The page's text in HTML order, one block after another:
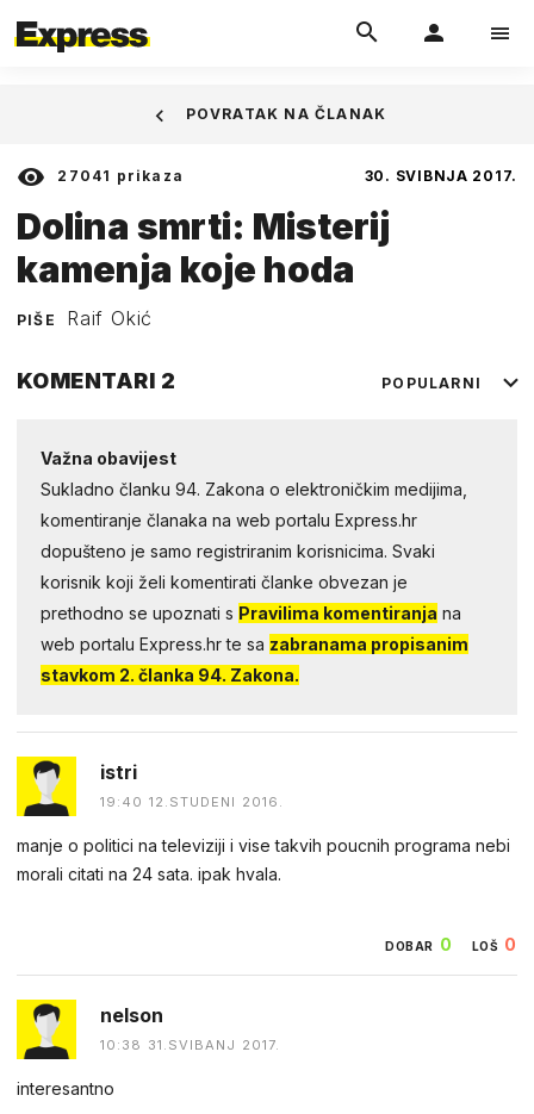
27041 prikaza 30. SVIBNJA 2017.
Dolina smrti: Misterij
kamenja koje hoda
PIŠE Raif Okić
POVRATAK NA ČLANAK
KOMENTARI 2 POPULARNI
Važna obavijest
Sukladno članku 94. Zakona o elektroničkim medijima,
komentiranje članaka na web portalu Express.hr
dopušteno je samo registriranim korisnicima. Svaki
korisnik koji želi komentirati članke obvezan je
prethodno se upoznati s Pravilima komentiranja na
web portalu Express.hr te sa zabranama propisanim
stavkom 2. članka 94. Zakona.
istri
19:40 12.STUDENI 2016.
manje o politici na televiziji i vise takvih poucnih programa nebi
morali citati na 24 sata. ipak hvala.
DOBAR 0 LOŠ 0
nelson
10:38 31.SVIBANJ 2017.
interesantno